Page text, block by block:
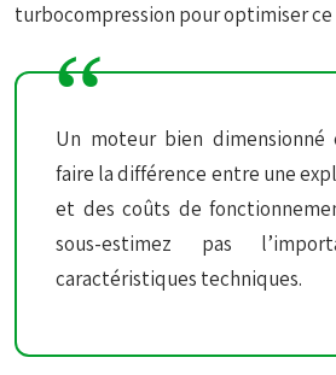
turbocompression pour optimiser
Un moteur bien
faire la différence entre une
et des coûts de
sous-estimez pas
caractéristiques techniques.